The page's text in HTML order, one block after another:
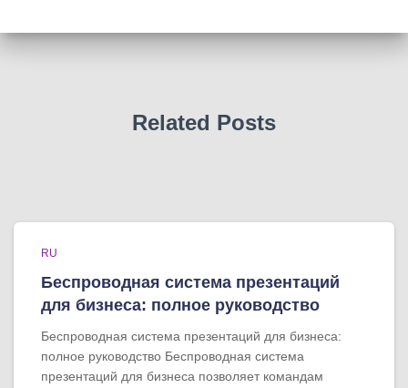
Related Posts
RU
Беспроводная система презентаций
для бизнеса: полное руководство
Беспроводная система презентаций для бизнеса:
полное руководство Беспроводная система
презентаций для бизнеса позволяет командам